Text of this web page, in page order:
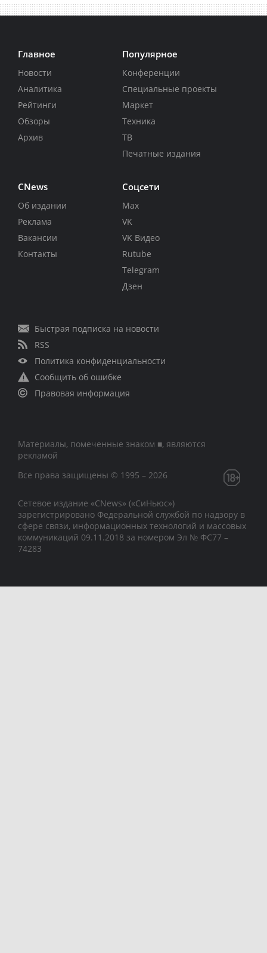
Главное
Новости
Аналитика
Рейтинги
Обзоры
Архив
Популярное
Конференции
Специальные проекты
Маркет
Техника
ТВ
Печатные издания
CNews
Об издании
Реклама
Вакансии
Контакты
Соцсети
Max
VK
VK Видео
Rutube
Telegram
Дзен
Быстрая подписка на новости
RSS
Политика конфиденциальности
Сообщить об ошибке
Правовая информация
Материалы, помеченные знаком ■, являются
рекламой
Все права защищены © 1995 – 2026
Сетевое издание «CNews» («СиНьюс»)
зарегистрировано Федеральной службой по надзору в
сфере связи, информационных технологий и массовых
коммуникаций 09.11.2018 за номером Эл № ФС77 –
74283